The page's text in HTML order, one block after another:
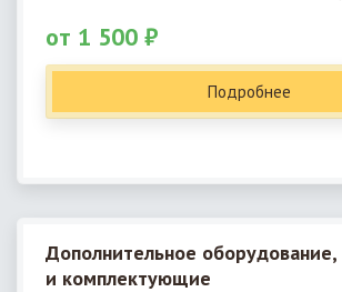
от 1 500 ₽
Подробнее
Дополнительное
и комплектующие